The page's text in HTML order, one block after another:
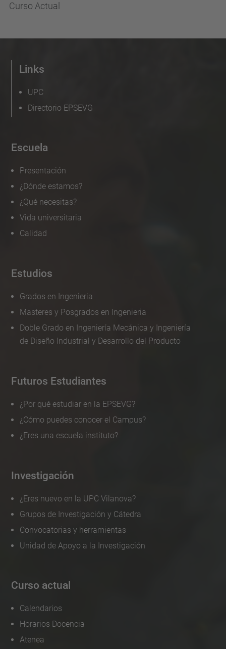
Curso Actual
Escuela
Presentación
¿Dónde estamos?
¿Qué necesitas?
Vida universitaria
Calidad
Estudios
Grados en Ingenieria
Masteres y Posgrados en Ingenieria
Doble Grado en Ingeniería Mecánica y Ingeniería
de Diseño Industrial y Desarrollo del Producto
Futuros Estudiantes
¿Por qué estudiar en la EPSEVG?
¿Cómo puedes conocer el Campus?
¿Eres una escuela instituto?
Investigación
¿Eres nuevo en la UPC Vilanova?
Grupos de Investigación y Cátedra
Convocatorias y herramientas
Unidad de Apoyo a la Investigación
Curso actual
Calendarios
Horarios Docencia
Atenea
Links
UPC
Directorio EPSEVG